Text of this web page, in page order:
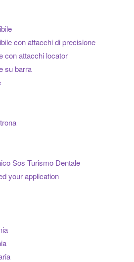
con attacchi di precisione
con attacchi locator
su barra
Sos Turismo Dentale
your application